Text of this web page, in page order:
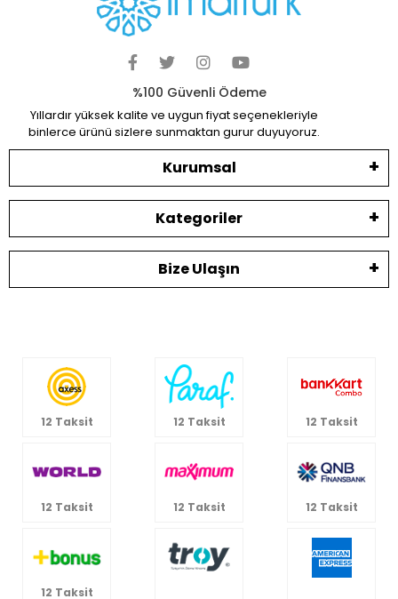
%100 Güvenli Ödeme
Yıllardır yüksek kalite ve uygun fiyat seçenekleriyle
binlerce ürünü sizlere sunmaktan gurur duyuyoruz.
Kurumsal
Kategoriler
Bize Ulaşın
12 Taksit 12 Taksit 12 Taksit
12 Taksit 12 Taksit 12 Taksit
12 Taksit